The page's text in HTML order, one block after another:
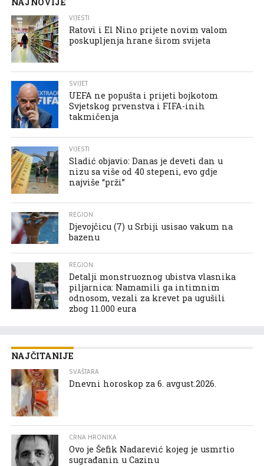
NAJNOVIJE
VIJESTI
Ratovi i El Nino prijete novim valom
poskupljenja hrane širom svijeta
SVIJET
UEFA ne popušta i prijeti bojkotom
Svjetskog prvenstva i FIFA-inih
takmičenja
VIJESTI
Sladić objavio: Danas je deveti dan u
nizu sa više od 40 stepeni, evo gdje
najviše “prži”
REGION
Djevojčicu (7) u Srbiji usisao vakum na
bazenu
REGION
Detalji monstruoznog ubistva vlasnika
piljarnica: Namamili ga intimnim
odnosom, vezali za krevet pa ugušili
zbog 11.000 eura
NAJČITANIJE
SVAŠTARA
Dnevni horoskop za 6. avgust.2026.
CRNA HRONIKA
Ovo je Šefik Nadarević kojeg je usmrtio
sugrađanin u Cazinu